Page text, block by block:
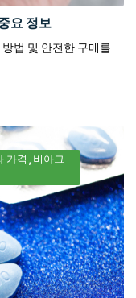
요 정보
법 및 안전한 구매를
가격
비아그